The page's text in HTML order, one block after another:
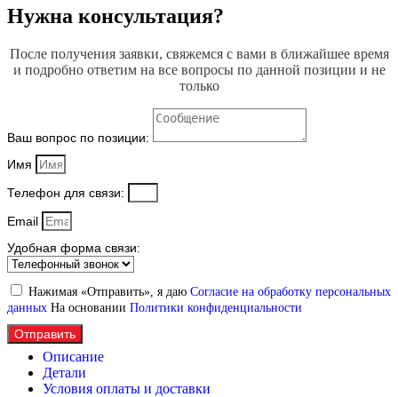
Нужна консультация?
После получения заявки, свяжемся с вами в ближайшее время
и подробно ответим на все вопросы по данной позиции и не
только
Ваш вопрос по позиции:
Имя
Телефон для связи:
Email
Удобная форма связи:
Нажимая «Отправить», я даю Согласие на обработку персональных
данных На основании Политики конфиденциальности
Отправить
Описание
Детали
Условия оплаты и доставки